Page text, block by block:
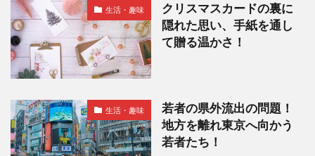
生活・趣味
クリスマスカードの裏に
隠れた思い、手紙を通し
て贈る温かさ！
生活・趣味
若者の県外流出の問題！
地方を離れ東京へ向かう
若者たち！